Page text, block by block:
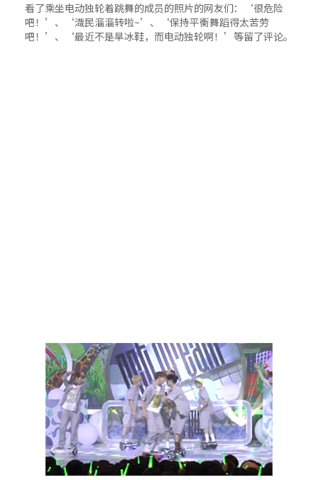
看了乘坐电动独轮着跳舞的成员的照片的网友们：‘很危险
吧！’、‘渽民溜溜转啦~’、‘保持平衡舞蹈得太苦劳
吧！’、‘最近不是旱冰鞋，而电动独轮啊！’等留了评论。